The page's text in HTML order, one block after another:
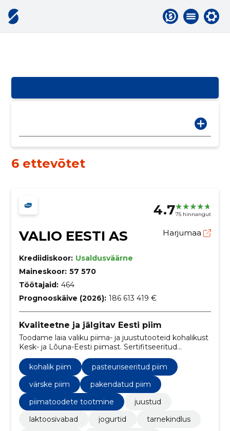
6 ettevõtet
4.775 hinnangut
VALIO EESTI AS Harjumaa
Krediidiskoor: Usaldusväärne
Maineskoor: 57 570
Töötajaid: 464
Prognooskäive (2026): 186 613 419 €
Kvaliteetne ja jälgitav Eesti piim
Toodame laia valiku piima- ja juustutooteid kohalikust
Kesk- ja Lõuna-Eesti piimast. Sertifitseeritud
kvaliteet, jälgitavus ja keskkonnasõbralikkus
tarbijatele, kauplustele ja toitlustusele.
kohalik piim
pasteuriseeritud piim
värske piim
pakendatud piim
piimatoodete tootmine
juustud
laktoosivabad
jogurtid
tarnekindlus